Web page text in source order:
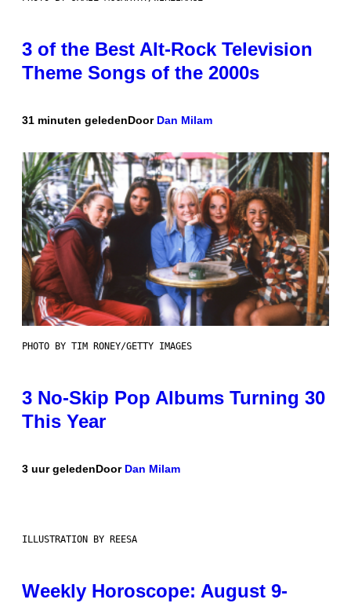
3 of the Best Alt-Rock Television
Theme Songs of the 2000s
31 minuten geledenDoor Dan Milam
PHOTO BY TIM RONEY/GETTY IMAGES
3 No-Skip Pop Albums Turning 30
This Year
3 uur geledenDoor Dan Milam
ILLUSTRATION BY REESA
Weekly Horoscope: August 9-